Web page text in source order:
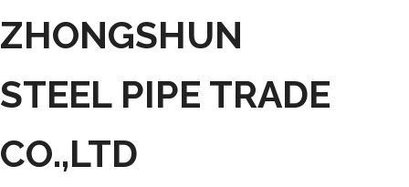
ZHONGSHUN
STEEL PIPE TRADE
CO.,LTD